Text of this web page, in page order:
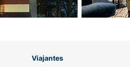
Viajantes